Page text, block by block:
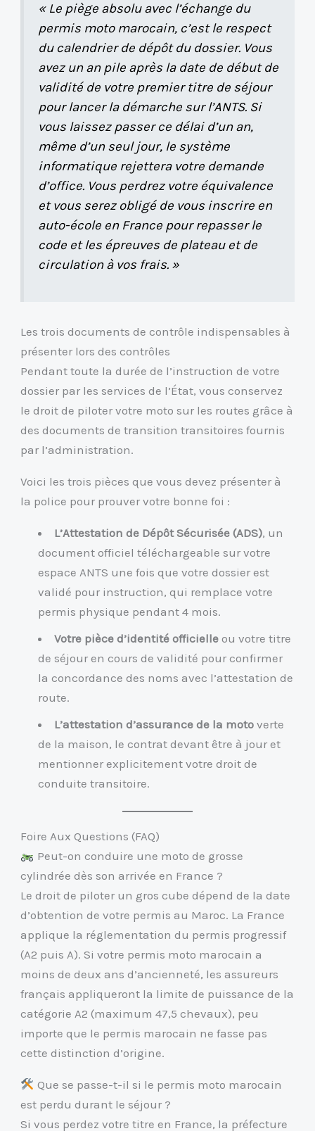
« Le piège absolu avec l’échange du
permis moto marocain, c’est le respect
du calendrier de dépôt du dossier. Vous
avez un an pile après la date de début de
validité de votre premier titre de séjour
pour lancer la démarche sur l’ANTS. Si
vous laissez passer ce délai d’un an,
même d’un seul jour, le système
informatique rejettera votre demande
d’office. Vous perdrez votre équivalence
et vous serez obligé de vous inscrire en
auto-école en France pour repasser le
code et les épreuves de plateau et de
circulation à vos frais. »
Les trois documents de contrôle indispensables à
présenter lors des contrôles
Pendant toute la durée de l’instruction de votre
dossier par les services de l’État, vous conservez
le droit de piloter votre moto sur les routes grâce à
des documents de transition transitoires fournis
par l’administration.
Voici les trois pièces que vous devez présenter à
la police pour prouver votre bonne foi :
L’Attestation de Dépôt Sécurisée (ADS), un
document officiel téléchargeable sur votre
espace ANTS une fois que votre dossier est
validé pour instruction, qui remplace votre
permis physique pendant 4 mois.
Votre pièce d’identité officielle ou votre titre
de séjour en cours de validité pour confirmer
la concordance des noms avec l’attestation de
route.
L’attestation d’assurance de la moto verte
de la maison, le contrat devant être à jour et
mentionner explicitement votre droit de
conduite transitoire.
Foire Aux Questions (FAQ)
Peut-on conduire une moto de grosse
cylindrée dès son arrivée en France ?
Le droit de piloter un gros cube dépend de la date
d’obtention de votre permis au Maroc. La France
applique la réglementation du permis progressif
(A2 puis A). Si votre permis moto marocain a
moins de deux ans d’ancienneté, les assureurs
français appliqueront la limite de puissance de la
catégorie A2 (maximum 47,5 chevaux), peu
importe que le permis marocain ne fasse pas
cette distinction d’origine.
Que se passe-t-il si le permis moto marocain
est perdu durant le séjour ?
Si vous perdez votre titre en France, la préfecture